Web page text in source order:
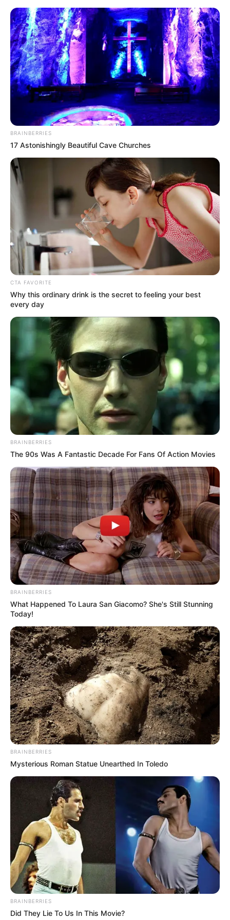
BRAINBERRIES
17 Astonishingly Beautiful Cave Churches
CTA FAVORITE
Why this ordinary drink is the secret to feeling your best
every day
BRAINBERRIES
The 90s Was A Fantastic Decade For Fans Of Action Movies
BRAINBERRIES
What Happened To Laura San Giacomo? She's Still Stunning
Today!
BRAINBERRIES
Mysterious Roman Statue Unearthed In Toledo
BRAINBERRIES
Did They Lie To Us In This Movie?